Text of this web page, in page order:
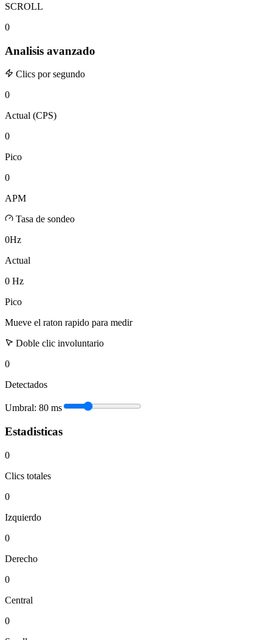
SCROLL
0
Analisis avanzado
Clics por segundo
0
Actual (CPS)
0
Pico
0
APM
Tasa de sondeo
0Hz
Actual
0 Hz
Pico
Mueve el raton rapido para medir
Doble clic involuntario
0
Detectados
Umbral: 80 ms
Estadisticas
0
Clics totales
0
Izquierdo
0
Derecho
0
Central
0